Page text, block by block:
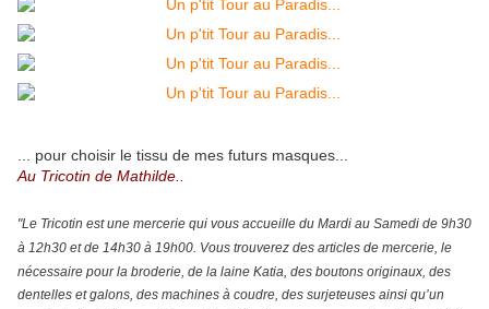
... pour choisir le tissu de mes futurs masques...
Au Tricotin de Mathilde..
"Le Tricotin est une mercerie qui vous accueille du Mardi au Samedi de 9h30
à 12h30 et de 14h30 à 19h00. Vous trouverez des articles de mercerie, le
nécessaire pour la broderie, de la laine Katia, des boutons originaux, des
dentelles et galons, des machines à coudre, des surjeteuses ainsi qu’un